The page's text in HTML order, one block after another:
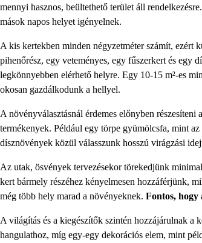
mennyi hasznos, beültethető terület áll
mások napos helyet igényelnek.
A kis kertekben minden négyzetméter számít, ezért
pihenőrész, egy veteményes, egy fűszerkert és egy
legkönnyebben elérhető helyre. Egy 10-15 m²-es
okosan gazdálkodunk a hellyel.
A növényválasztásnál érdemes előnyben
termékenyek. Például egy törpe gyümölcsfa, mint
dísznövények közül válasszunk hosszú virágzási
Az utak, ösvények tervezésekor törekedjünk
kert bármely részéhez kényelmesen hozzáférjünk,
még több hely marad a növényeknek. Fontos, hogy
A világítás és a kiegészítők szintén hozzájárulnak a
hangulathoz, míg egy-egy dekorációs elem, mint